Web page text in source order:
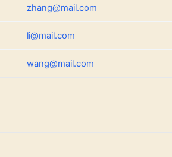
zhang@mail.com
li@mail.com
wang@mail.com